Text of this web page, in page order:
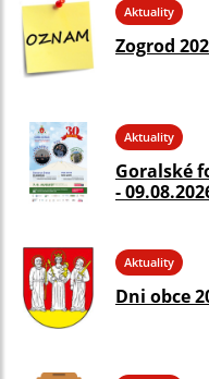
Aktuality
Zogrod
Aktuality
Goralské
-
Aktuality
Dni obce